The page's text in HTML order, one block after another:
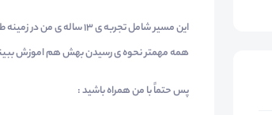
این مسیر شامل تجربه ی 13
همه مهمتر نحوه ی رسیدن بهش هم اموزش
پس حتماً با من همراه باشید :